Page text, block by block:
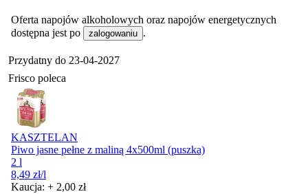
Oferta napojów alkoholowych oraz napojów energetycznych
dostępna jest po
zalogowaniu .
Przydatny do 23-04-2027
Frisco poleca
KASZTELAN
Piwo jasne pełne z maliną 4x500ml (puszka)
2 l
8,49 zł/l
Kaucja: + 2,00 zł